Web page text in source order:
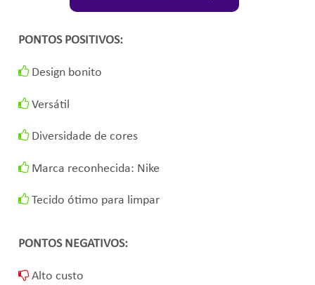
PONTOS POSITIVOS:
Design bonito
Versátil
Diversidade de cores
Marca reconhecida: Nike
Tecido ótimo para limpar
PONTOS NEGATIVOS:
Alto custo